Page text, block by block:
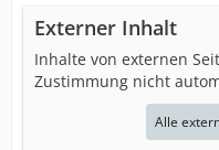
Externer Inhalt
Inhalte von externen
Zustimmung nicht
Alle